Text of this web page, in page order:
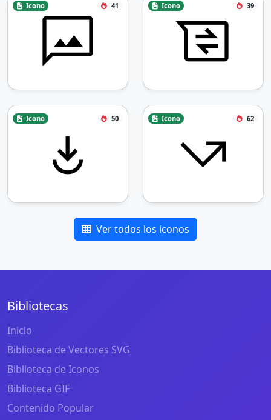
Icono 41 Icono 39
Icono 50 Icono 62
Ver todos los iconos
Bibliotecas
Inicio
Biblioteca de Vectores SVG
Biblioteca de Iconos
Biblioteca GIF
Contenido Popular